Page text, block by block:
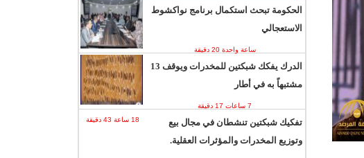
الحكومة تبحث استكمال برنامج نواكشوط
الاستعجالي
ساعة واحدة 20 دقيقة
الدرك يفكك شبكتين للمخدرات ويوقف 13
مشتبهاً به في أطار
7 ساعات 17 دقيقة
تفكيك شبكتين تنشطان في مجال بيع
وتوزيع المخدرات والمؤثرات العقلية.
18 ساعة 43 دقيقة